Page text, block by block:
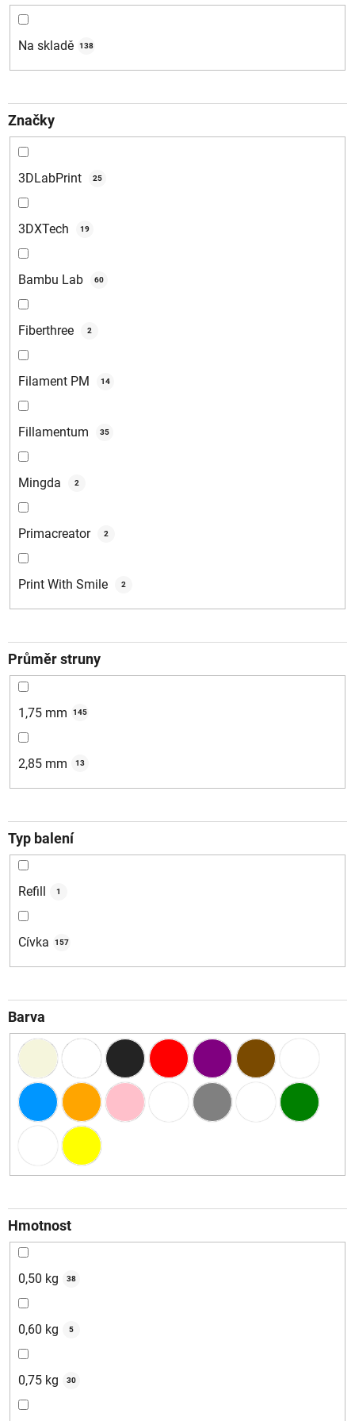
r
u
t
ů
Na skladě 138
Značky
3DLabPrint 25
3DXTech 19
Bambu Lab 60
Fiberthree 2
Filament PM 14
Fillamentum 35
Mingda 2
Primacreator 2
Print With Smile 2
Průměr struny
1,75 mm 145
2,85 mm 13
Typ balení
Refill 1
Cívka 157
Barva
Hmotnost
0,50 kg 38
0,60 kg 5
0,75 kg 30